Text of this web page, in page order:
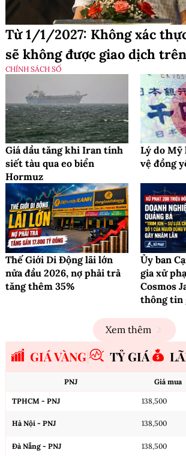
Từ 1/1/2027: Không xác
sẽ không được giao dịch
CHÍNH SÁCH SỐ
Giá dầu tăng khi Iran tính
siết tàu qua eo biển
Hormuz
Lý do Mỹ
vệ đồng
Thế Giới Di Động lãi lớn
nửa đầu 2026, nợ phải trả
tăng thêm 35%
Ủy ban
gia xử
Cosmos
thông tin
Xem thêm
GIÁ VÀNG TỶ GIÁ
PNJ Giá mua
TPHCM - PNJ 138,500
Hà Nội - PNJ 138,500
Đà Nẵng - PNJ 138,500